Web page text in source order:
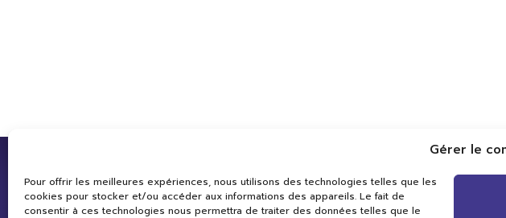
Gérer le
Pour offrir les meilleures expériences, nous utilisons des technologies telles que les
cookies pour stocker et/ou accéder aux informations des appareils. Le fait de
consentir à ces technologies nous permettra de traiter des données telles que le